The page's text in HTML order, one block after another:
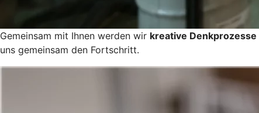
Gemeinsam mit Ihnen werden wir kreative Denkprozesse
uns gemeinsam den Fortschritt.